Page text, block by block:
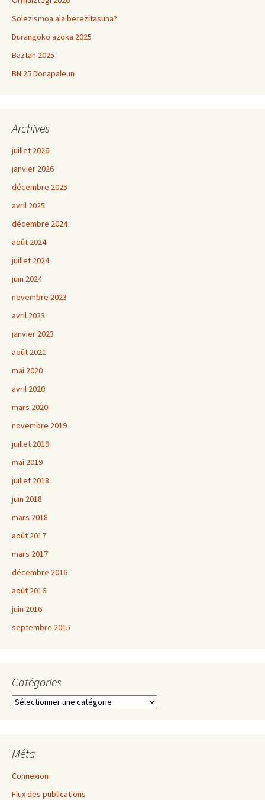
Solezismoa ala berezitasuna?
Durangoko azoka 2025
Baztan 2025
BN 25 Donapaleun
Archives
juillet 2026
janvier 2026
décembre 2025
avril 2025
décembre 2024
août 2024
juillet 2024
juin 2024
novembre 2023
avril 2023
janvier 2023
août 2021
mai 2020
avril 2020
mars 2020
novembre 2019
juillet 2019
mai 2019
juillet 2018
juin 2018
mars 2018
août 2017
mars 2017
décembre 2016
août 2016
juin 2016
septembre 2015
Catégories
Catégories
Méta
Connexion
Flux des publications